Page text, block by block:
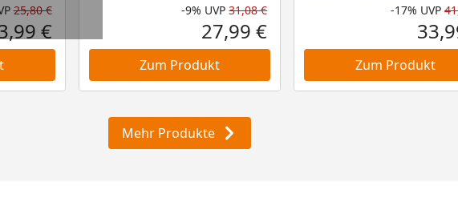
Rabatt in Prozent
Ursprünglicher Preis
25,80 €
Aktueller Preis
€ Rabatt in Prozent
-9%
Ursprünglicher Preis
UVP 31,08 €
Aktueller Preis
27,99 €
Zum Produkt
-17% UVP
Zum Produkt
Mehr Produkte